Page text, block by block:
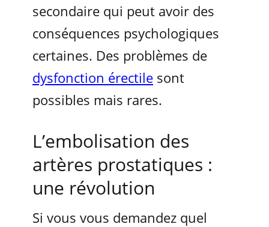
secondaire qui peut avoir des
conséquences psychologiques
certaines. Des problèmes de
dysfonction érectile sont
possibles mais rares.
L’embolisation des
artères prostatiques :
une révolution
Si vous vous demandez quel